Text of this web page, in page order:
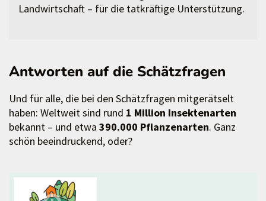
Landwirtschaft – für die tatkräftige Unterstützung.
Antworten auf die Schätzfragen
Und für alle, die bei den Schätzfragen mitgerätselt
haben: Weltweit sind rund 1 Million Insektenarten
bekannt – und etwa 390.000 Pflanzenarten. Ganz
schön beeindruckend, oder?